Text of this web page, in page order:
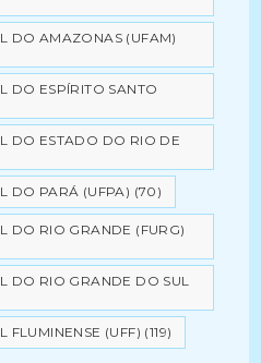
DO AMAZONAS (UFAM)
DO ESPÍRITO SANTO
DO ESTADO DO RIO DE
DO PARÁ (UFPA) (70)
DO RIO GRANDE (FURG)
DO RIO GRANDE DO SUL
FLUMINENSE (UFF) (119)